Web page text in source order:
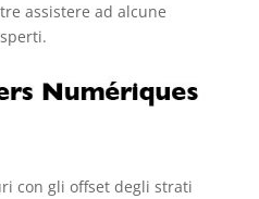
assistere ad alcune
con gli offset degli strati